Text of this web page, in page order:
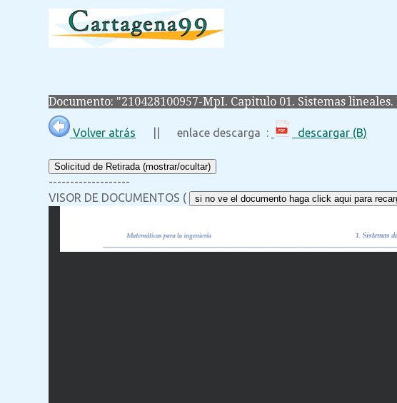
Documento: "210428100957-MpI. Capitulo 01. Sistemas lineales.
Volver atrás || enlace descarga : descargar (B)
Solicitud de Retirada (mostrar/ocultar)
-------------------
VISOR DE DOCUMENTOS (
si no ve el documento haga click aqui para